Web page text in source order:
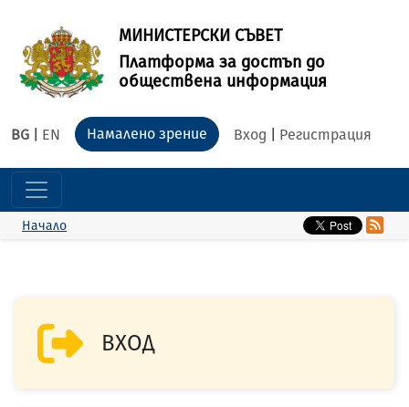
МИНИСТЕРСКИ СЪВЕТ
Платформа за достъп до
обществена информация
BG EN Вход Регистрация
Намалено зрение
Начало
ВХОД